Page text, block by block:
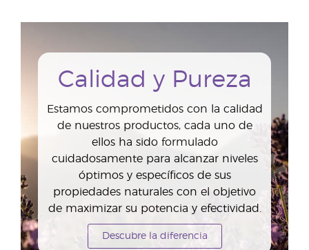
Calidad y Pureza
Estamos comprometidos con la calidad
de nuestros productos, cada uno de
ellos ha sido formulado
cuidadosamente para alcanzar niveles
óptimos y específicos de sus
propiedades naturales con el objetivo
de maximizar su potencia y efectividad.
Descubre la diferencia